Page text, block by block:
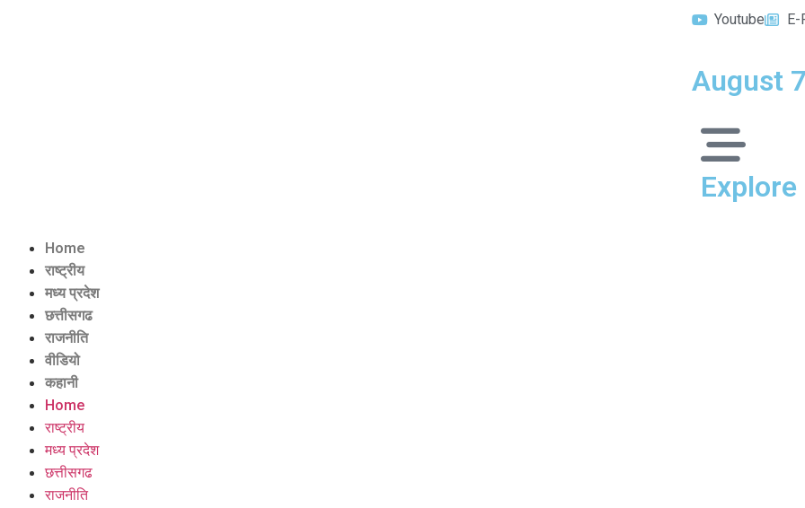
Youtube E-
August
Explore
Home
राष्ट्रीय
मध्य प्रदेश
छत्तीसगढ
राजनीति
वीडियो
कहानी
Home
राष्ट्रीय
मध्य प्रदेश
छत्तीसगढ
राजनीति